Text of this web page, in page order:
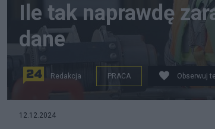
Ile tak naprawdę
dane
Redakcja PRACA Obserwuj
12.12.2024